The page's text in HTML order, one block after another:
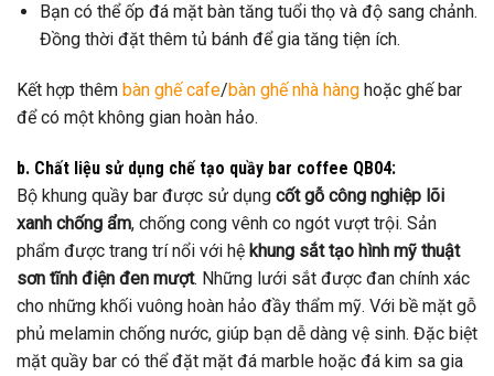
Bạn có thể ốp đá mặt bàn tăng tuổi thọ và độ sang chảnh.
Đồng thời đặt thêm tủ bánh để gia tăng tiện ích.
Kết hợp thêm bàn ghế cafe/bàn ghế nhà hàng hoặc ghế bar
để có một không gian hoàn hảo.
b. Chất liệu sử dụng chế tạo quầy bar coffee QB04:
Bộ khung quầy bar được sử dụng cốt gỗ công nghiệp lõi
xanh chống ẩm, chống cong vênh co ngót vượt trội. Sản
phẩm được trang trí nổi với hệ khung sắt tạo hình mỹ thuật
sơn tĩnh điện đen mượt. Những lưới sắt được đan chính xác
cho những khối vuông hoàn hảo đầy thẩm mỹ. Với bề mặt gỗ
phủ melamin chống nước, giúp bạn dễ dàng vệ sinh. Đặc biệt
mặt quầy bar có thể đặt mặt đá marble hoặc đá kim sa gia